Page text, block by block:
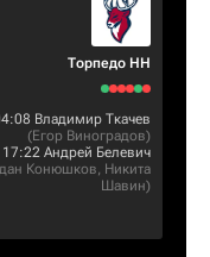
Торпедо НН
Владимир Ткачев
(Егор Виноградов)
17:22 Андрей Белевич
Конюшков, Никита
Шавин)